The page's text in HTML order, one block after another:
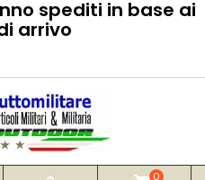
spediti in base ai
arrivo
0
Crea lista dei desideri
per salvare dei
Annulla